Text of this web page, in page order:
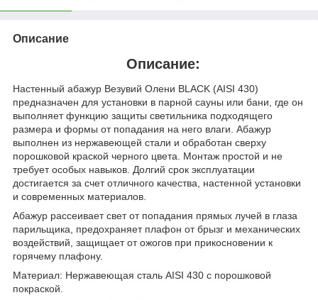
Описание
Описание:
Настенный абажур Везувий Олени BLACK (AISI 430)
предназначен для установки в парной сауны или бани, где он
выполняет функцию защиты светильника подходящего
размера и формы от попадания на него влаги. Абажур
выполнен из нержавеющей стали и обработан сверху
порошковой краской черного цвета. Монтаж простой и не
требует особых навыков. Долгий срок эксплуатации
достигается за счет отличного качества, настенной установки
и современных материалов.
Абажур рассеивает свет от попадания прямых лучей в глаза
парильщика, предохраняет плафон от брызг и механических
воздействий, защищает от ожогов при прикосновении к
горячему плафону.
Материал: Нержавеющая сталь AISI 430 с порошковой
покраской.